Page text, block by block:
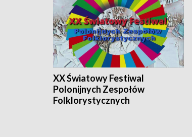
XX Światowy Festiwal
Polonijnych Zespołów
Folklorystycznych